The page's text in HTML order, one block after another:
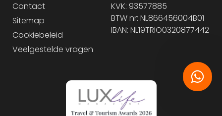
Contact
Sitemap
Cookiebeleid
Veelgestelde vragen
KVK: 93577885
BTW nr: NL866456004B01
IBAN: NL19TRIO0320877442